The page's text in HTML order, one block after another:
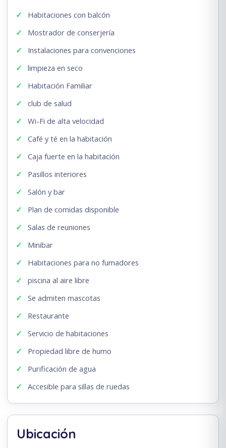
Habitaciones con balcón
Mostrador de conserjería
Instalaciones para convenciones
limpieza en seco
Habitación Familiar
club de salud
Wi-Fi de alta velocidad
Café y té en la habitación
Caja fuerte en la habitación
Pasillos interiores
Salón y bar
Plan de comidas disponible
Salas de reuniones
Minibar
Habitaciones para no fumadores
piscina al aire libre
Se admiten mascotas
Restaurante
Servicio de habitaciones
Propiedad libre de humo
Purificación de agua
Accesible para sillas de ruedas
Ubicación